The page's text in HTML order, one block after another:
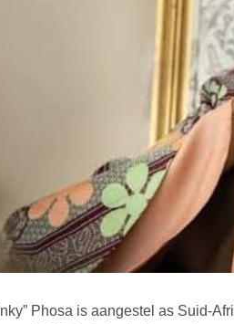
Phosa is aangestel as Suid-